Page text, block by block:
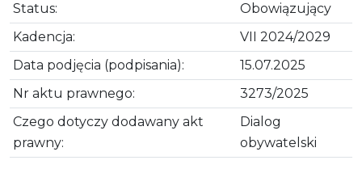
Status:
Obowiązujący
Kadencja:
VII 2024/2029
Data podjęcia (podpisania):
15.07.2025
Nr aktu prawnego:
3273/2025
Czego dotyczy dodawany akt
prawny:
Dialog
obywatelski